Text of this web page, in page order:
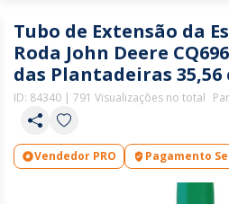
Tubo de Extensão da
Roda John Deere
das Plantadeiras 35,56
ID: 84340 | 791 Visualizações no total
Vendedor PRO Pagamento